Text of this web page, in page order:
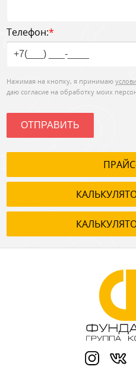
Телефон:*
Нажимая на кнопку, я принимаю
даю согласие на обработку моих
ОТПРАВИТЬ